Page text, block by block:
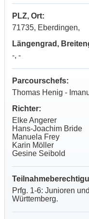
PLZ, Ort:
71735, Eberdingen,
Längengrad,
-, -
Parcourschefs:
Thomas Henig -
Richter:
Elke Angerer
Hans-Joachim Bride
Manuela Frey
Karin Möller
Gesine Seibold
Prfg. 1-6: Junioren
Württemberg.